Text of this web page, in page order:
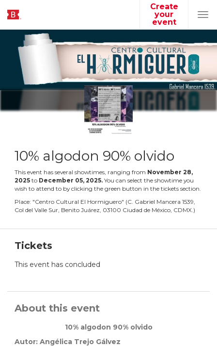
Create
your
event
10% algodon 90% olvido
This event has several showtimes, ranging from November 28,
2025 to December 05, 2025. You can select the showtime you
wish to attend to by clicking the green button in the tickets section.
Place: "Centro Cultural El Hormiguero" (C. Gabriel Mancera 1539,
Col del Valle Sur, Benito Juárez, 03100 Ciudad de México, CDMX.)
Tickets
This event has concluded
About this event
10% algodon 90% olvido
Autor: Angélica Trejo Gálvez